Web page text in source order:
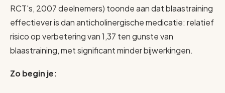
RCT's, 2007 deelnemers) toonde aan dat blaastraining
effectiever is dan anticholinergische medicatie: relatief
risico op verbetering van 1,37 ten gunste van
blaastraining, met significant minder bijwerkingen.
Zo begin je: